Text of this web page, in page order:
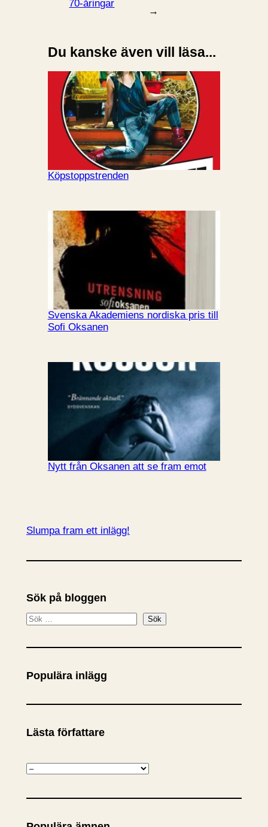
70-åringar
→
Du kanske även vill läsa...
Köpstoppstrenden
Svenska Akademiens nordiska pris till
Sofi Oksanen
Nytt från Oksanen att se fram emot
Slumpa fram ett inlägg!
Sök på bloggen
S
k
Sök
Populära inlägg
Lästa författare
K
t